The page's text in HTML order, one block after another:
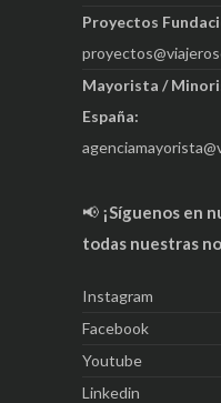
Proyectos
Mayorista /
España:
📢 ¡Síguenos en
todas nuestras
Instagram
Facebook
Youtube
Linkedin